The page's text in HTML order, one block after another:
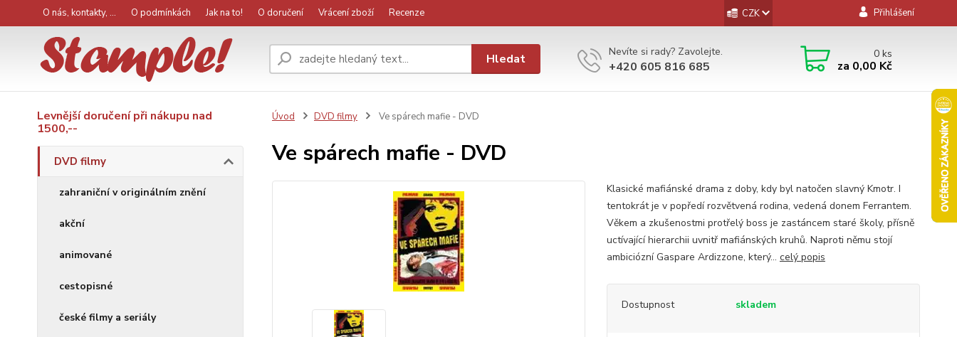
O nás, kontakty, ... O podmínkách Jak na to! O doručení Vrácení zboží Recenze CZK Přihlášení
Hledat Nevíte si rady? Zavolejte.
+420 605 816 685
0ks
za 0,00 Kč
Levnější doručení při nákupu nad
1500,--
DVD filmy
zahraniční v originálním znění
akční
animované
cestopisné
české filmy a seriály
Úvod DVD filmy Ve spárech mafie - DVD
Ve spárech mafie - DVD
Klasické mafiánské drama z doby, kdy byl natočen slavný Kmotr. I
tentokrát je v popředí rozvětvená rodina, vedená donem Ferrantem.
Věkem a zkušenostmi protřelý boss je zastáncem staré školy, přísně
uctívající hierarchii uvnitř mafiánských kruhů. Naproti němu stojí
ambiciózní Gaspare Ardizzone, který... celý popis
Dostupnost skladem